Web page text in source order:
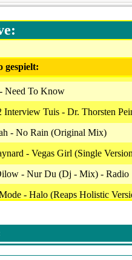
gespielt:
Need To Know
Interview Tuis - Dr. Thorsten
- No Rain (Original Mix)
- Vegas Girl (Single
- Nur Du (Dj - Mix) - Radio
- Halo (Reaps Holistic
Project Feat. Dante Thomas
2022 - Dfv - Karl-Heinz Banse